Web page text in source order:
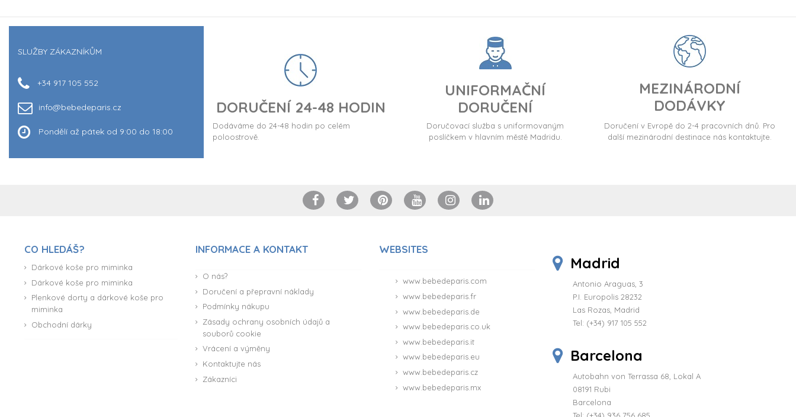
SLUŽBY ZÁKAZNÍKŮM
+34 917 105 552
info@bebedeparis.cz
Pondělí až pátek od 9:00 do 18:00
DORUČENÍ 24-48 HODIN
Dodáváme do 24-48 hodin po celém
poloostrově.
UNIFORMAČNÍ
DORUČENÍ
Doručovací služba s uniformovaným
poslíčkem v hlavním městě Madridu.
MEZINÁRODNÍ
DODÁVKY
Doručení v Evropě do 2-4 pracovních dnů. Pro
další mezinárodní destinace nás kontaktujte.
CO HLEDÁŠ?
Dárkové koše pro miminka
Dárkové koše pro miminka
Plenkové dorty a dárkové koše pro
miminka
Obchodní dárky
INFORMACE A KONTAKT
O nás?
Doručení a přepravní náklady
Podmínky nákupu
Zásady ochrany osobních údajů a
souborů cookie
Vrácení a výměny
Kontaktujte nás
Zákazníci
WEBSITES
www.bebedeparis.com
www.bebedeparis.fr
www.bebedeparis.de
www.bebedeparis.co.uk
www.bebedeparis.it
www.bebedeparis.eu
www.bebedeparis.cz
www.bebedeparis.mx
Madrid
Antonio Araguas, 3
P.I. Europolis 28232
Las Rozas, Madrid
Tel: (+34) 917 105 552
Barcelona
Autobahn von Terrassa 68, Lokal A
08191 Rubi
Barcelona